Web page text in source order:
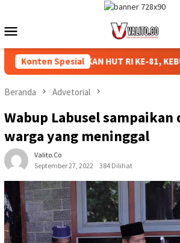
konten
Mobile
Konten Spesial
MERIAHKAN HUT RI KE-81, KEBUN
Beranda Advetorial
Wabup Labusel sampaikan
warga yang meninggal
Valito.co
September 27, 2022
384 Dilihat